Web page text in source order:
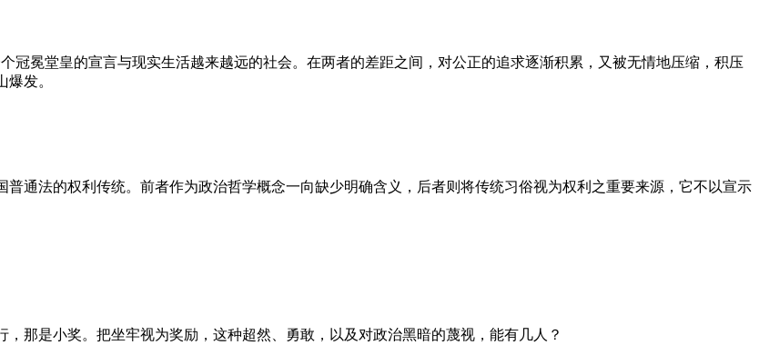
冠冕堂皇的宣言与现实生活越来越远的社会。在两者的差距之间，对公正的追求逐渐积累，又被无情地压缩，积压
发。
普通法的权利传统。前者作为政治哲学概念一向缺少明确含义，后者则将传统习俗视为权利之重要来源，它不以宣示
那是小奖。把坐牢视为奖励，这种超然、勇敢，以及对政治黑暗的蔑视，能有几人？